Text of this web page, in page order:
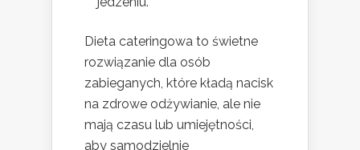
Dieta cateringowa to świetne
rozwiązanie dla osób
zabieganych, które kładą nacisk
na zdrowe odżywianie, ale nie
mają czasu lub umiejętności,
aby samodzielnie